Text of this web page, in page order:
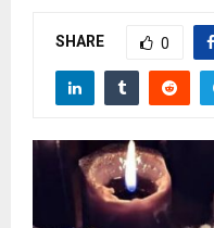
SHARE 0